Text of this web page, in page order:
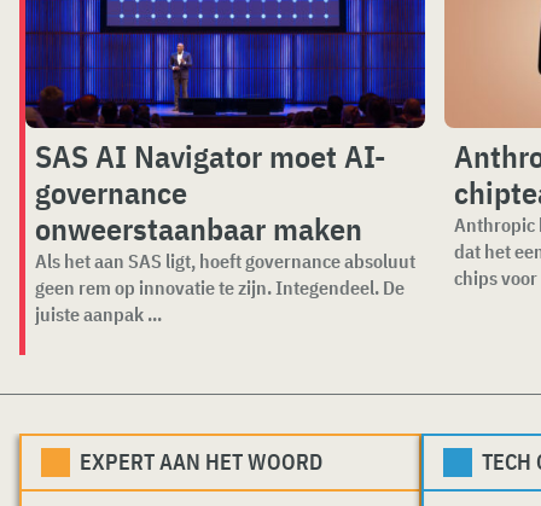
SAS AI Navigator moet AI-
governance
onweerstaanbaar maken
Als het aan SAS ligt, hoeft governance absoluut
geen rem op innovatie te zijn. Integendeel. De
juiste aanpak ...
Anthropic
dat het
chips
EXPERT AAN HET WOORD TECH